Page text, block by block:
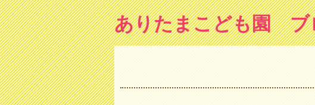
ありたまこども園 ブ